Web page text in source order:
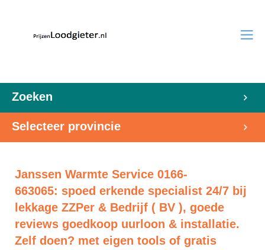
Zoeken
Selecteer provincie
Janssen Warmte Service 0166-
663065: spoed erkende specialist 24/7 bij
lekkage ZZPer & Bedrijf ( BV ), goede
reviews goedkoop uurloon & installatie.
Zelf doen? met eigen tools of gratis